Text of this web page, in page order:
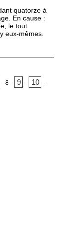
quatorze à
En cause :
le tout
eux-mêmes.
-8 - 9 - 10 -